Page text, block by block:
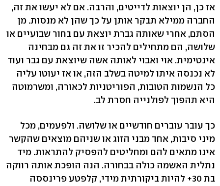
אז כן, הן יוצאות לדייטים, והרבה. אם לא יעשו את זה,
החברה ממילא תבקר אותן על כך שהן לא מנסות. מן
הסתם, אחרי שאותה גברת יוצאת עם בחור שבועיים או
שלושה, הם מתחילים להכיר זו את זה גם מבחינה
אינטימית. אוי ואבוי לאותה אשה שיוצאת עם גבר ועוד
לא נכנסה איתו למיטה בשלב הזה, או אז יעוטו עליה
כל הנשמות הטובות, הפוריטניות לכאורה, ומשרמוטה
היא תהפוך לפולנייה חסרת לב.
כך עובר עוברים חודשיים או שלושה. ולפעמים, מכל
מיני סיבות, אחד מבני הזוג או שניהם מוצאים שהקשר
אינו מתאים להם ומחליטים להפסיק להתראות. מיד
נתלית האשמה כולה בבחורה. הנה הופכת אותה רווקה
בת 30+ להיות ביקורתית מידי, קלפטע פרינססה